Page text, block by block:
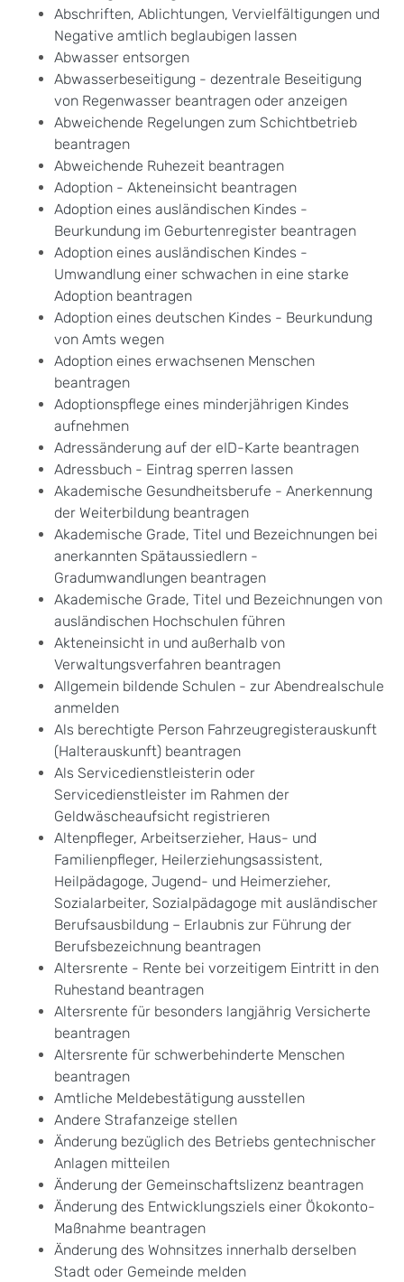
Abschriften, Ablichtungen, Vervielfältigungen und
Negative amtlich beglaubigen lassen
Abwasser entsorgen
Abwasserbeseitigung - dezentrale Beseitigung
von Regenwasser beantragen oder anzeigen
Abweichende Regelungen zum Schichtbetrieb
beantragen
Abweichende Ruhezeit beantragen
Adoption - Akteneinsicht beantragen
Adoption eines ausländischen Kindes -
Beurkundung im Geburtenregister beantragen
Adoption eines ausländischen Kindes -
Umwandlung einer schwachen in eine starke
Adoption beantragen
Adoption eines deutschen Kindes - Beurkundung
von Amts wegen
Adoption eines erwachsenen Menschen
beantragen
Adoptionspflege eines minderjährigen Kindes
aufnehmen
Adressänderung auf der eID-Karte beantragen
Adressbuch - Eintrag sperren lassen
Akademische Gesundheitsberufe - Anerkennung
der Weiterbildung beantragen
Akademische Grade, Titel und Bezeichnungen bei
anerkannten Spätaussiedlern -
Gradumwandlungen beantragen
Akademische Grade, Titel und Bezeichnungen von
ausländischen Hochschulen führen
Akteneinsicht in und außerhalb von
Verwaltungsverfahren beantragen
Allgemein bildende Schulen - zur Abendrealschule
anmelden
Als berechtigte Person Fahrzeugregisterauskunft
(Halterauskunft) beantragen
Als Servicedienstleisterin oder
Servicedienstleister im Rahmen der
Geldwäscheaufsicht registrieren
Altenpfleger, Arbeitserzieher, Haus- und
Familienpfleger, Heilerziehungsassistent,
Heilpädagoge, Jugend- und Heimerzieher,
Sozialarbeiter, Sozialpädagoge mit ausländischer
Berufsausbildung – Erlaubnis zur Führung der
Berufsbezeichnung beantragen
Altersrente - Rente bei vorzeitigem Eintritt in den
Ruhestand beantragen
Altersrente für besonders langjährig Versicherte
beantragen
Altersrente für schwerbehinderte Menschen
beantragen
Amtliche Meldebestätigung ausstellen
Andere Strafanzeige stellen
Änderung bezüglich des Betriebs gentechnischer
Anlagen mitteilen
Änderung der Gemeinschaftslizenz beantragen
Änderung des Entwicklungsziels einer Ökokonto-
Maßnahme beantragen
Änderung des Wohnsitzes innerhalb derselben
Stadt oder Gemeinde melden